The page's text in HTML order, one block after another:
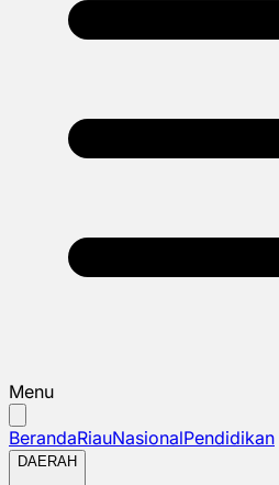
Menu
BerandaRiauNasionalPendidikan
DAERAH